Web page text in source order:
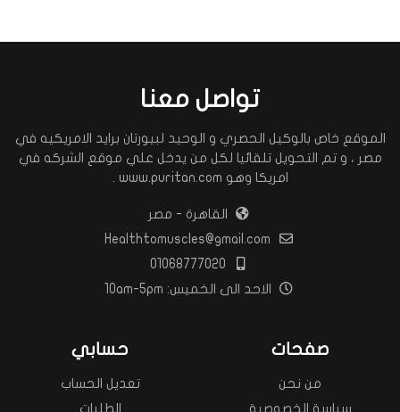
تواصل معنا
الموقع خاص بالوكيل الحصري و الوحيد لبيورتان برايد الامريكيه في
مصر ، و تم التحويل تلقائيا لكل من يدخل علي موقع الشركه في
امريكا وهو www.puritan.com .
القاهرة - مصر
الاحد الى الخميس: 10am-5pm
صفحات
من نحن
سياسة الخصوصية
حسابي
تعديل الحساب
الطلبات